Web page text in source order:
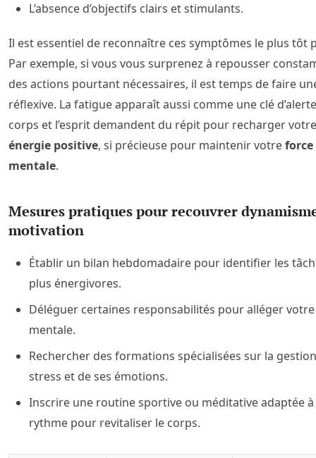
L’absence d’objectifs clairs et stimulants.
Il est essentiel de reconnaître ces symptômes le plus tôt
Par exemple, si vous vous surprenez à repousser
des actions pourtant nécessaires, il est temps de faire
réflexive. La fatigue apparaît aussi comme une clé
corps et l’esprit demandent du répit pour recharger votre
énergie positive, si précieuse pour maintenir votreforce
mentale.
Mesures pratiques pour recouvrer
motivation
Établir un bilan hebdomadaire pour identifier les
plus énergivores.
Déléguer certaines responsabilités pour alléger
mentale.
Rechercher des formations spécialisées sur la
stress et de ses émotions.
Inscrire une routine sportive ou méditative adaptée
rythme pour revitaliser le corps.